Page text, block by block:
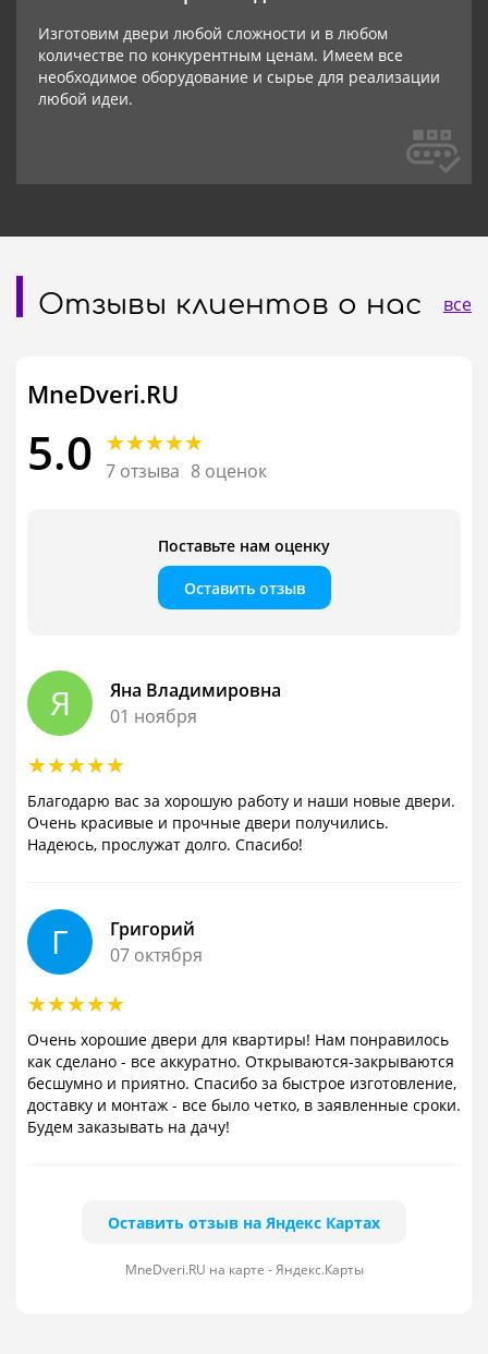
Изготовим двери любой сложности и в любом
количестве по конкурентным ценам. Имеем все
необходимое оборудование и сырье для реализации
любой идеи.
Отзывы клиентов о нас все
MneDveri.RU
5.0 7 отзыва 8 оценок
Поставьте нам оценку
Оставить отзыв
Я
Яна Владимировна
01 ноября
Благодарю вас за хорошую работу и наши новые двери.
Очень красивые и прочные двери получились.
Надеюсь, прослужат долго. Спасибо!
Г
Григорий
07 октября
Очень хорошие двери для квартиры! Нам понравилось
как сделано - все аккуратно. Открываются-закрываются
бесшумно и приятно. Спасибо за быстрое изготовление,
доставку и монтаж - все было четко, в заявленные сроки.
Будем заказывать на дачу!
Оставить отзыв на Яндекс Картах
MneDveri.RU на карте - Яндекс.Карты